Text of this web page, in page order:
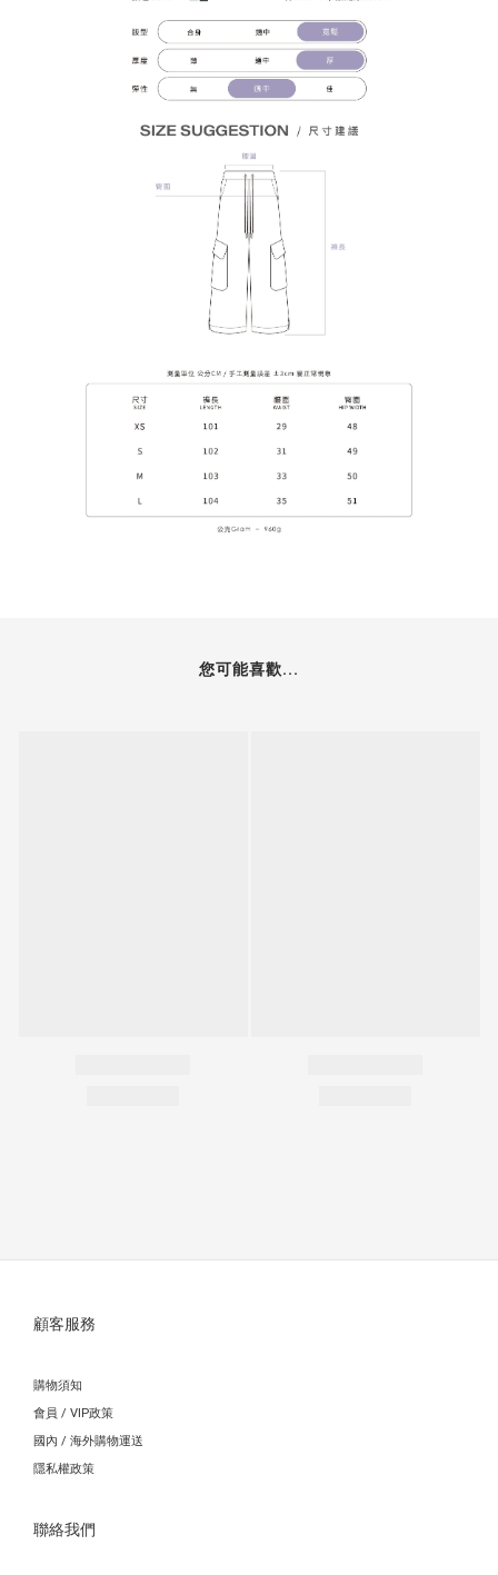
您可能喜歡...
顧客服務
購物須知
會員 / VIP政策
國內 / 海外購物運送
隱私權政策
聯絡我們